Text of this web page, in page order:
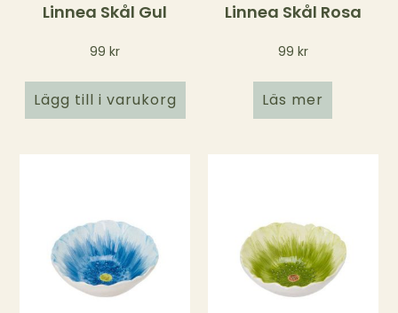
Linnea Skål Gul
99kr
Lägg till i varukorg
Linnea Skål Rosa
99 kr
Läs mer